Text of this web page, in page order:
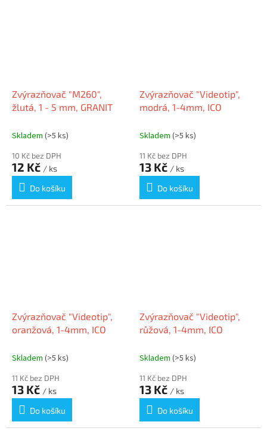
Zvýrazňovač "M260",
žlutá, 1 - 5 mm, GRANIT
Skladem (>5 ks)
10 Kč bez DPH
12 Kč / ks
Do košíku
Zvýrazňovač "Videotip",
modrá, 1-4mm, ICO
Skladem (>5 ks)
11 Kč bez DPH
13 Kč / ks
Do košíku
Zvýrazňovač "Videotip",
oranžová, 1-4mm, ICO
Skladem (>5 ks)
11 Kč bez DPH
13 Kč / ks
Do košíku
Zvýrazňovač "Videotip",
růžová, 1-4mm, ICO
Skladem (>5 ks)
11 Kč bez DPH
13 Kč / ks
Do košíku